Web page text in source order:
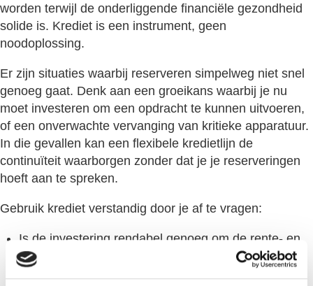
worden terwijl de onderliggende financiële gezondheid
solide is. Krediet is een instrument, geen
noodoplossing.
Er zijn situaties waarbij reserveren simpelweg niet snel
genoeg gaat. Denk aan een groeikans waarbij je nu
moet investeren om een opdracht te kunnen uitvoeren,
of een onverwachte vervanging van kritieke apparatuur.
In die gevallen kan een flexibele kredietlijn de
continuïteit waarborgen zonder dat je je reserveringen
hoeft aan te spreken.
Gebruik krediet verstandig door je af te vragen:
Is de investering rendabel genoeg om de rente- en
aflossingskosten te rechtvaardigen?
Is het tekort tijdelijk of structureel? Structurele